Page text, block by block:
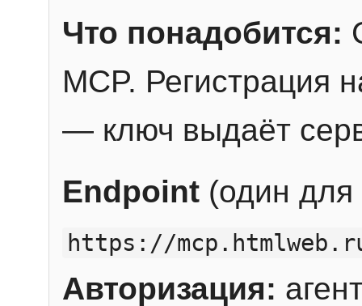
Что понадобится:
MCP. Регистрация
— ключ выдаёт
Endpoint (один для
https://
Авторизация: